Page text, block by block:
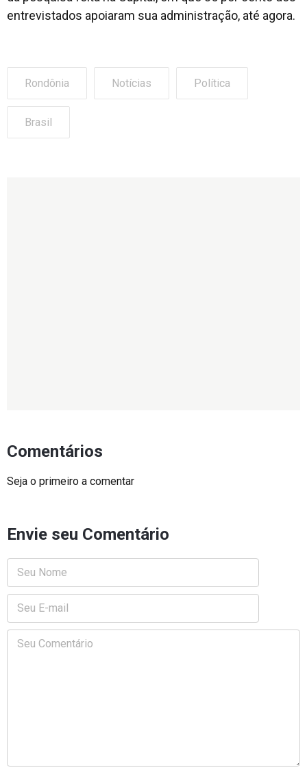
entrevistados apoiaram sua administração, até agora.
Rondônia Notícias Política
Brasil
Comentários
Seja o primeiro a comentar
Envie seu Comentário